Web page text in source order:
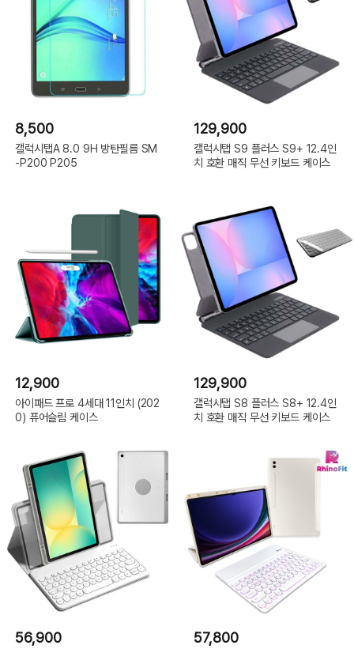
8,500
갤럭시탭A 8.0 9H 방탄필름 SM
-P200 P205
129,900
갤럭시탭 S9 플러스 S9+ 12.4인
치 호환 매직 무선 키보드 케이스
12,900
아이패드 프로 4세대 11인치 (202
0) 퓨어슬림 케이스
129,900
갤럭시탭 S8 플러스 S8+ 12.4인
치 호환 매직 무선 키보드 케이스
56,900 57,800